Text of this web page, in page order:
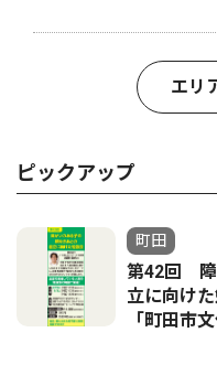
エリ
ピックアップ
町田
第42回 障
立に向け
「町田市